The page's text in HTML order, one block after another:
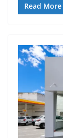
Read More